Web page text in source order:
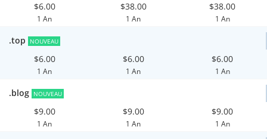
$6.00
1 An
$38.00
1 An
$38.00
1 An
.top NOUVEAU
$6.00
1 An
$6.00
1 An
$6.00
1 An
.blog NOUVEAU
$9.00
1 An
$9.00
1 An
$9.00
1 An